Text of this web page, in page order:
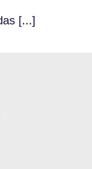
[...]